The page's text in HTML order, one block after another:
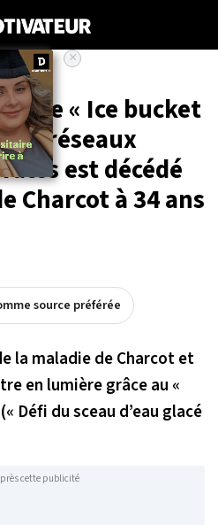
Sante
le « Ice bucket
les réseaux
est décédé
Charcot à 34 ans
source préférée
la maladie de Charcot et
en lumière grâce au «
Défi du sceau d’eau glacé
cette publicité
×